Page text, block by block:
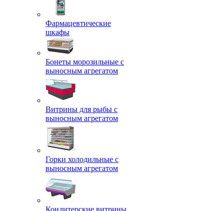
Фармацевтические
шкафы
Бонеты морозильные с
выносным агрегатом
Витрины для рыбы с
выносным агрегатом
Горки холодильные с
выносным агрегатом
Кондитерские витрины